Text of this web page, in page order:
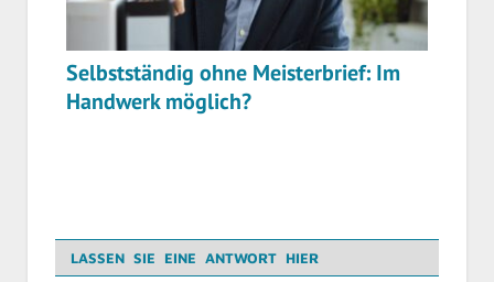
Selbstständig ohne Meisterbrief: Im
Handwerk möglich?
LASSEN SIE EINE ANTWORT HIER